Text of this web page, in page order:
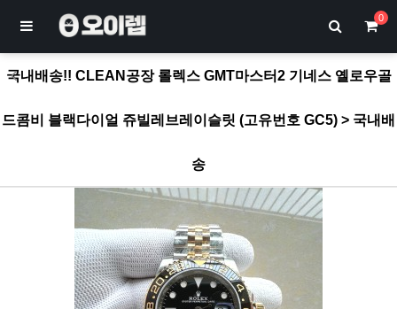
0
국내배송!! CLEAN공장 롤렉스 GMT마스터2 기네스 옐로우골
드콤비 블랙다이얼 쥬빌레브레이슬릿 (고유번호 GC5) > 국내배
송